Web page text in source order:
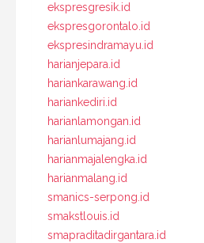
ekspresgresik.id
ekspresgorontalo.id
ekspresindramayu.id
harianjepara.id
hariankarawang.id
hariankediri.id
harianlamongan.id
harianlumajang.id
harianmajalengka.id
harianmalang.id
smanics-serpong.id
smakstlouis.id
smapraditadirgantara.id